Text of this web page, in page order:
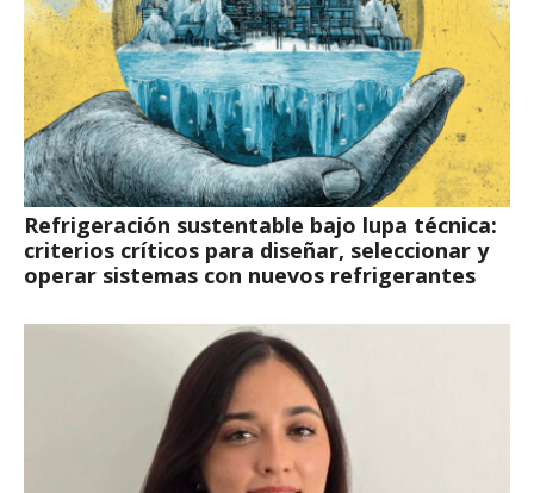
Refrigeración sustentable bajo lupa técnica:
criterios críticos para diseñar, seleccionar y
operar sistemas con nuevos refrigerantes